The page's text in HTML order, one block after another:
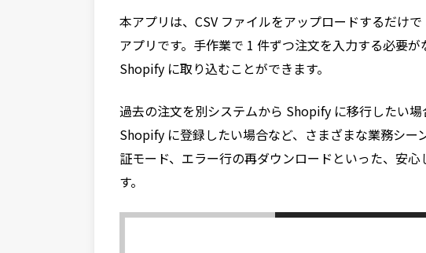
本アプリは、CSV ファイルをアップロードするだけ
アプリです。手作業で 1 件ずつ注文を入力する必要
Shopify に取り込むことができます。
過去の注文を別システムから Shopify に移行したい
Shopify に登録したい場合など、さまざまな業務シー
証モード、エラー行の再ダウンロードといった、安
す。